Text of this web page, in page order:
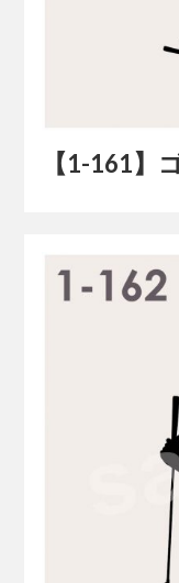
【1-161】